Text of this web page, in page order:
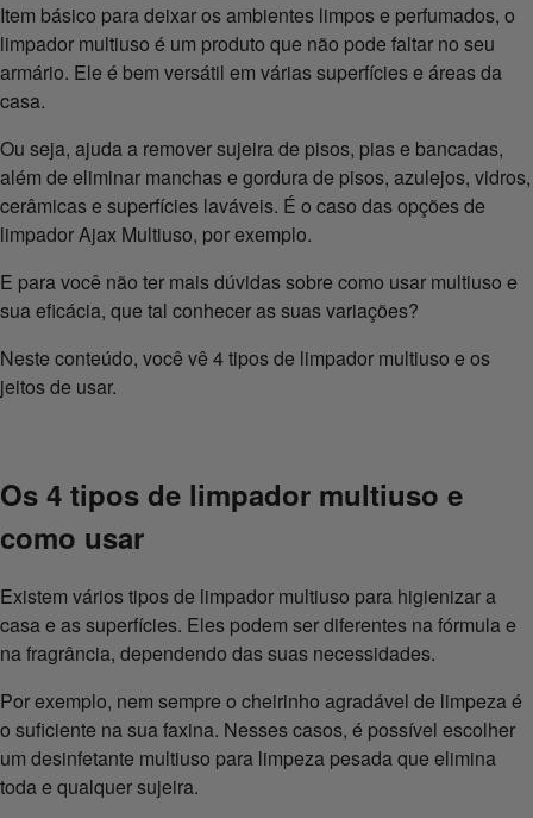
Item básico para deixar os ambientes limpos e perfumados, o
limpador multiuso é um produto que não pode faltar no seu
armário. Ele é bem versátil em várias superfícies e áreas da
casa.
Ou seja, ajuda a remover sujeira de pisos, pias e bancadas,
além de eliminar manchas e gordura de pisos, azulejos, vidros,
cerâmicas e superfícies laváveis. É o caso das opções de
limpador Ajax Multiuso, por exemplo.
E para você não ter mais dúvidas sobre como usar multiuso e
sua eficácia, que tal conhecer as suas variações?
Neste conteúdo, você vê 4 tipos de limpador multiuso e os
jeitos de usar.
Os 4 tipos de limpador multiuso e
como usar
Existem vários tipos de limpador multiuso para higienizar a
casa e as superfícies. Eles podem ser diferentes na fórmula e
na fragrância, dependendo das suas necessidades.
Por exemplo, nem sempre o cheirinho agradável de limpeza é
o suficiente na sua faxina. Nesses casos, é possível escolher
um desinfetante multiuso para limpeza pesada que elimina
toda e qualquer sujeira.